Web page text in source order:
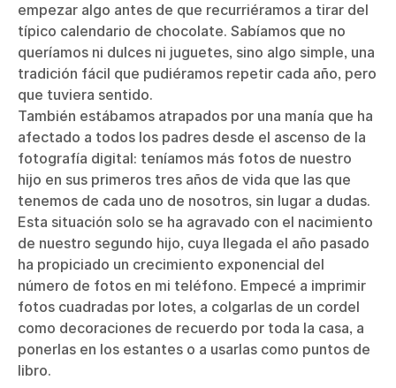
empezar algo antes de que recurriéramos a tirar del
típico calendario de chocolate. Sabíamos que no
queríamos ni dulces ni juguetes, sino algo simple, una
tradición fácil que pudiéramos repetir cada año, pero
que tuviera sentido.
También estábamos atrapados por una manía que ha
afectado a todos los padres desde el ascenso de la
fotografía digital: teníamos más fotos de nuestro
hijo en sus primeros tres años de vida que las que
tenemos de cada uno de nosotros, sin lugar a dudas.
Esta situación solo se ha agravado con el nacimiento
de nuestro segundo hijo, cuya llegada el año pasado
ha propiciado un crecimiento exponencial del
número de fotos en mi teléfono. Empecé a imprimir
fotos cuadradas por lotes, a colgarlas de un cordel
como decoraciones de recuerdo por toda la casa, a
ponerlas en los estantes o a usarlas como puntos de
libro.